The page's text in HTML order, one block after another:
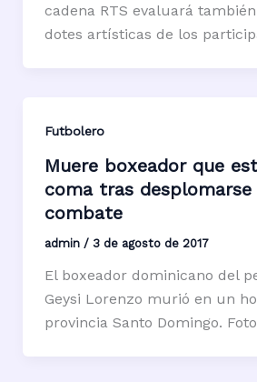
cadena RTS evaluará
dotes artísticas de los
Futbolero
Muere boxeador que
coma tras
combate
admin / 3 de agosto de 2017
El boxeador dominicano del
Geysi Lorenzo murió en un
provincia Santo Domingo.